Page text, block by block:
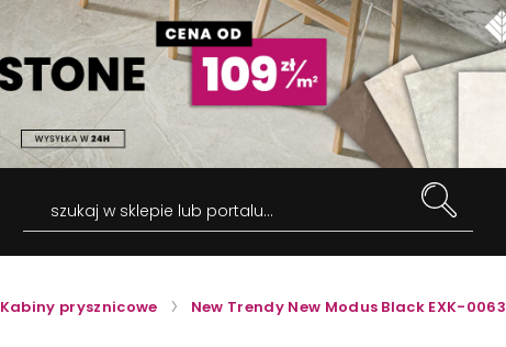
szukaj w sklepie lub portalu...
Kabiny prysznicowe New Trendy New Modus Black EXK-0063